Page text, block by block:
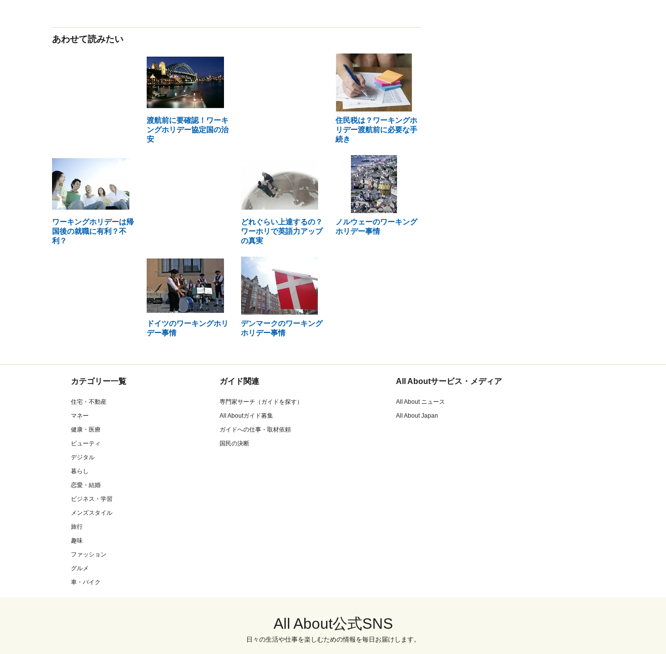
あわせて読みたい
渡航前に要確認！ワーキ
ングホリデー協定国の治
安
住民税は？ワーキングホ
リデー渡航前に必要な手
続き
ワーキングホリデーは帰
国後の就職に有利？不
利？
どれぐらい上達するの？
ワーホリで英語力アップ
の真実
ノルウェーのワーキング
ホリデー事情
ドイツのワーキングホリ
デー事情
デンマークのワーキング
ホリデー事情
カテゴリー一覧
住宅・不動産
マネー
健康・医療
ビューティ
デジタル
暮らし
恋愛・結婚
ビジネス・学習
メンズスタイル
旅行
趣味
ファッション
グルメ
車・バイク
ガイド関連
専門家サーチ（ガイドを探す）
All Aboutガイド募集
ガイドへの仕事・取材依頼
国民の決断
All Aboutサービス・メディア
All About ニュース
All About Japan
All About公式SNS
日々の生活や仕事を楽しむための情報を毎日お届けします。